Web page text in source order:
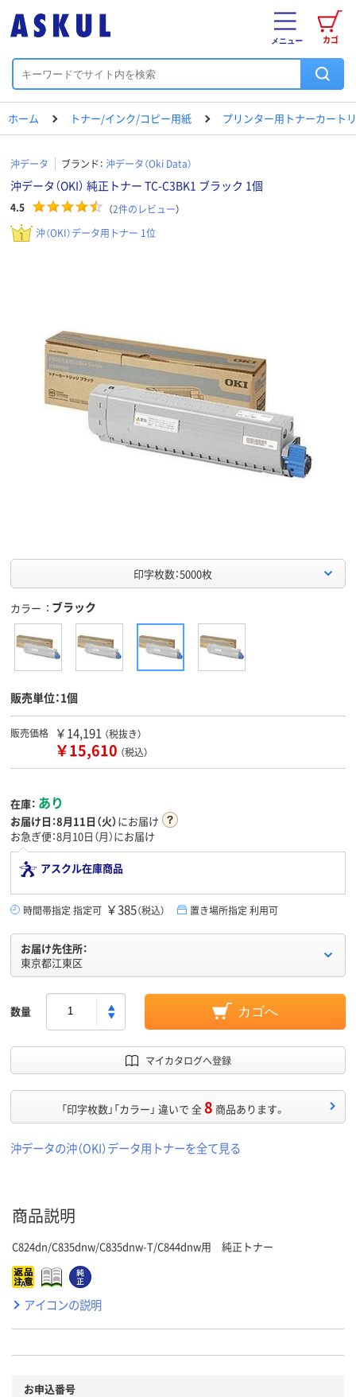
カゴ
メニュー
ホーム トナー/インク/コピー用紙 プリンター用トナーカート
沖データ ブランド： 沖データ（Oki Data）
沖データ（OKI） 純正トナー TC-C3BK1 ブラック 1個
4.5 （2件のレビュー）
沖（OKI）データ用トナー 1位
印字枚数：5000枚
カラー ブラック
販売単位：1個
販売価格 ￥14,191 （税抜き）
￥15,610 （税込）
在庫： あり
お届け日：8月11日（火）にお届け
お急ぎ便：8月10日（月）にお届け
アスクル在庫商品
時間帯指定 指定可 ￥385（税込） 置き場所指定 利用可
お届け先住所：
東京都江東区
数量 カゴへ
マイカタログへ登録
「印字枚数」「カラー」 違いで 全8 商品あります。
沖データの沖（OKI）データ用トナーを全て見る
商品説明
C824dn/C835dnw/C835dnw-T/C844dnw用 純正トナー
アイコンの説明
お申込番号